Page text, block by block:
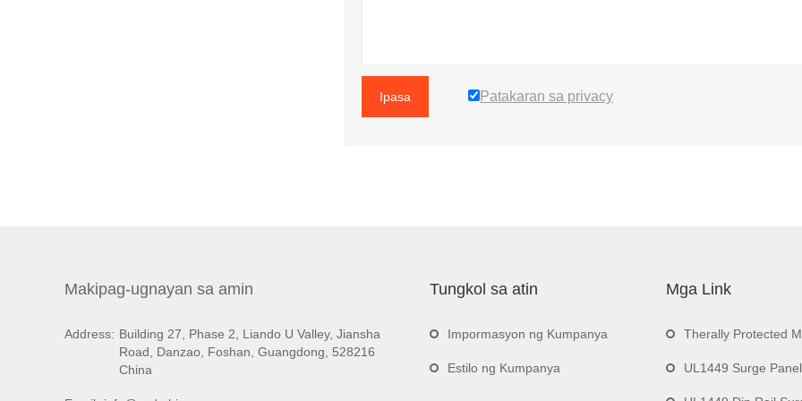
Ipasa Patakaran sa privacy
Makipag-ugnayan sa amin
Address: Building 27, Phase 2, Liando U Valley, Jiansha
Road, Danzao, Foshan, Guangdong, 528216
China
Tungkol sa atin
Impormasyon ng Kumpanya
Estilo ng Kumpanya
Mga Link
Therally Protected
UL1449 Surge Panel